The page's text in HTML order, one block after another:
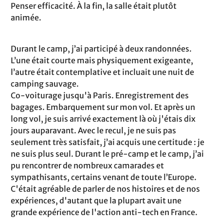
Penser efficacité. À la fin, la salle était plutôt
animée.
Durant le camp, j’ai participé à deux randonnées.
L’une était courte mais physiquement exigeante,
l’autre était contemplative et incluait une nuit de
camping sauvage.
Co-voiturage jusqu'à Paris. Enregistrement des
bagages. Embarquement sur mon vol. Et après un
long vol, je suis arrivé exactement là où j'étais dix
jours auparavant. Avec le recul, je ne suis pas
seulement très satisfait, j’ai acquis une certitude : je
ne suis plus seul. Durant le pré-camp et le camp, j’ai
pu rencontrer de nombreux camarades et
sympathisants, certains venant de toute l’Europe.
C'était agréable de parler de nos histoires et de nos
expériences, d'autant que la plupart avait une
grande expérience de l'action anti-tech en France.